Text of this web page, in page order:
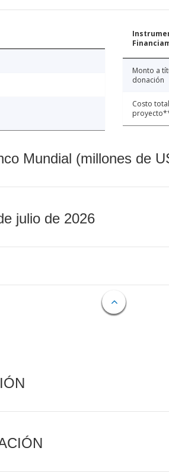
Monto a
donación
Costo
Mundial (millones de
julio de 2026